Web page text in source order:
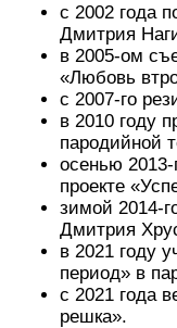
с 2002 года
Дмитрия
в 2005-ом
«Любовь
с 2007-го
в 2010 году
пародийной
осенью 2013-
проекте
зимой 2014-
Дмитрия
в 2021 году
период» в
с 2021 года
решка».